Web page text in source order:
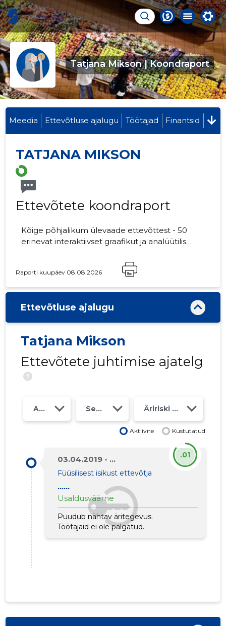
Tatjana Mikson | Koondraport
Meedia Ettevõtluse ajalugu Töötajad Finantsid
TATJANA MIKSON
Ettevõtete koondraport
Kõige põhjalikum ülevaade ettevõttest - 50
erinevat interaktiivset graafikut ja analüütilist
Raporti kuupäev 08.08.2026
Ettevõtluse ajalugu
Tatjana Mikson
Ettevõtete juhtimise ajatelg
?
Aasta Seosed Äririski klass
Aktiivne Kustutatud
03.04.2019 - ...
Füüsilisest isikust ettevõtja
......
Usaldusväärne
Puudub nähtav äritegevus.
Töötajaid ei ole palgatud.
.01